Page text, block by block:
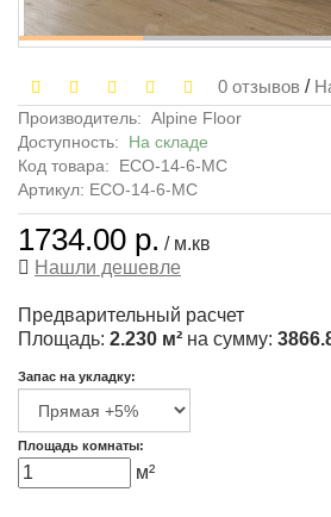
0 отзывов /
Производитель: Alpine Floor
Доступность: На складе
Код товара:
ЕСО-14-6-MC
Артикул: ЕСО-14-6-MC
1734.00 р. / м.кв
Нашли дешевле
Предварительный расчет
Площадь: 2.230 м² на сумму:
Запас на укладку:
Площадь комнаты:
м²